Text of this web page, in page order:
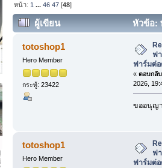
หน้า: 1 ...46 47 [48]
ผู้เขียน
หัวข้อ:
ฟาร์มต่อตรง 50นิ้ว มีตะแกรงตาข่าย
totoshop1
Hero Member
กระทู้: 23422
ฟ
ฟาร์มต่
« ตอบกลั
2026,
ขออนุญ
totoshop1
Hero Member
ฟ
ฟาร์มต่